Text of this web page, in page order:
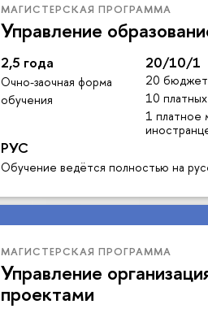
МАГИСТЕРСКАЯ ПРОГРАММА
Управление
2,5 года
Очно-заочная форма
обучения
20/10/1
20
10
1 платное
РУС
Обучение ведётся полностью на
МАГИСТЕРСКАЯ ПРОГРАММА
Управление
проектами